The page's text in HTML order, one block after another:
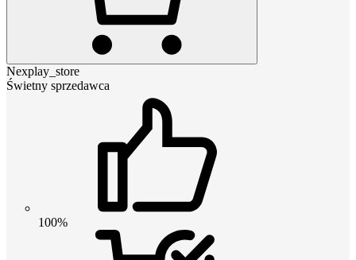
Nexplay_store
Świetny sprzedawca
100%